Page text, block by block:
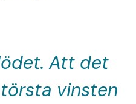
Att det
vinsten